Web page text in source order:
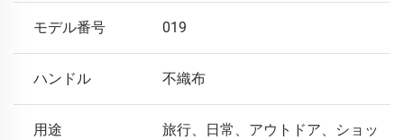
モデル番号 019
ハンドル 不織布
用途
旅行、日常、アウトドア、ショッ